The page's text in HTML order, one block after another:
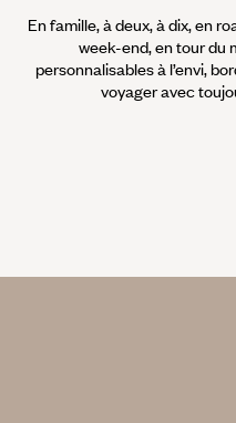
En famille, à deux, à dix, en
week-end, en tour du
personnalisables à l’envi,
voyager avec